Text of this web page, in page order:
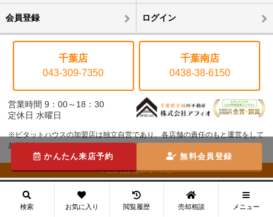
会員登録 ログイン
千葉店
043-309-7350
千葉南店
0438-38-6150
営業時間 9：00～18：30
定休日 水曜日
※ピタットハウスの加盟店は独立自営であり、各店舗の責任のもと運営をして
おります。
©株式会社アフィオ
かんたん来店予約 無料会員登録
検索 お気に入り 閲覧履歴 売却相談 メニュー